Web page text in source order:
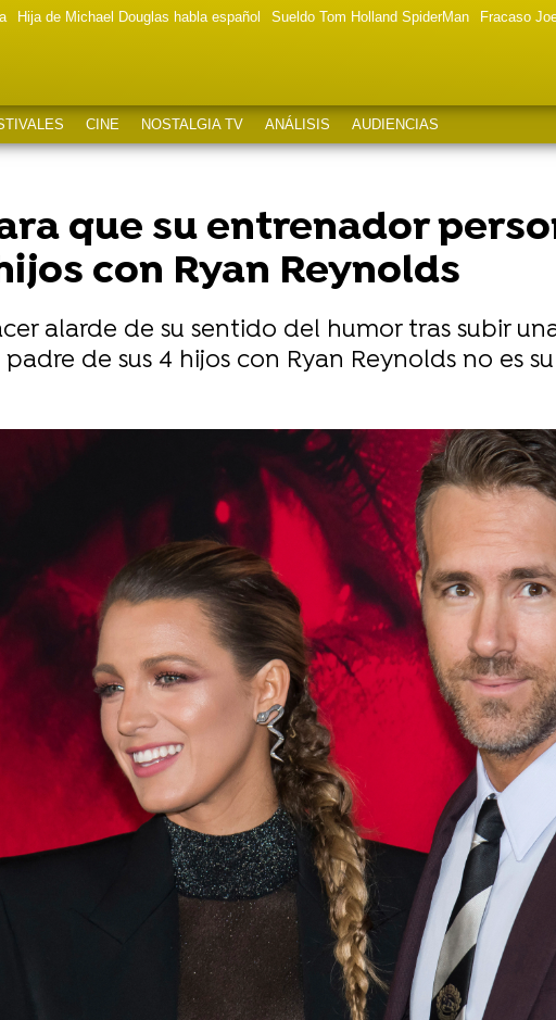
Hija de Michael Douglas habla español Sueldo Tom Holland SpiderMan Fracaso
CINE NOSTALGIA TV ANÁLISIS AUDIENCIAS
que su entrenador
con Ryan Reynolds
alarde de su sentido del humor tras subir
de sus 4 hijos con Ryan Reynolds no es
paralizada indefinidamente y la autora del exitoso libro
primer evento tras ser madre por cuarta vez: "Orgullosa de
WhatsappFacebook
X Flipboard
son una de las parejas más
de Hollywood desde que comenzaron su